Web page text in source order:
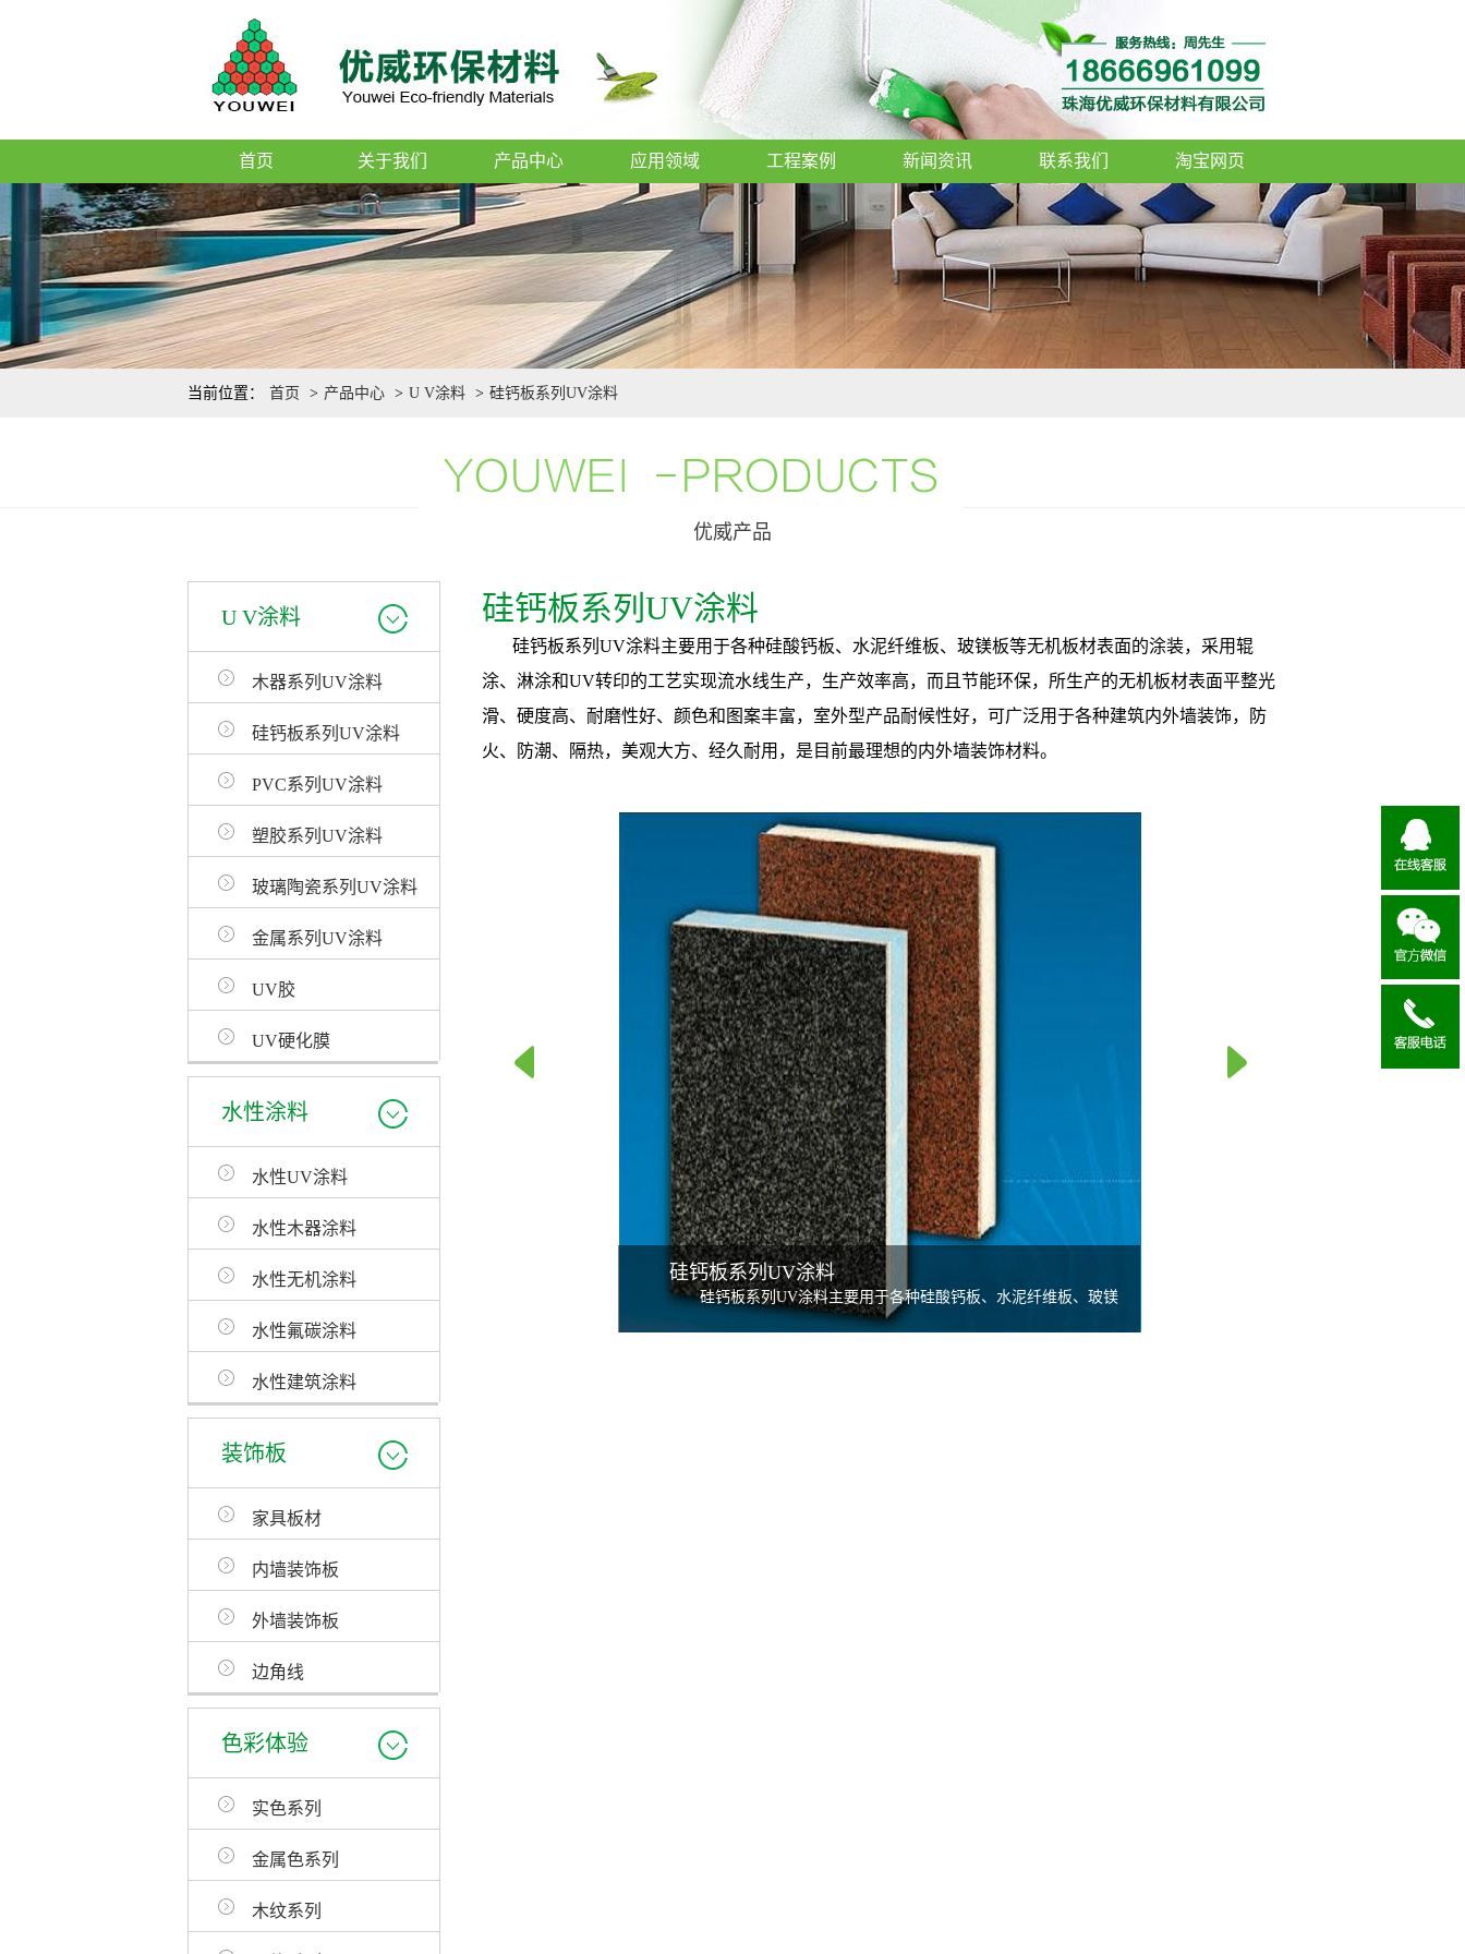
首页 关于我们 产品中心 应用领域 工程案例 新闻资讯 联系我们 淘宝网页
当前位置： 首页 > 产品中心 > U V涂料 > 硅钙板系列UV涂料
优威产品
U V涂料
木器系列UV涂料
硅钙板系列UV涂料
PVC系列UV涂料
塑胶系列UV涂料
玻璃陶瓷系列UV涂料
金属系列UV涂料
UV胶
UV硬化膜
水性涂料
水性UV涂料
水性木器涂料
水性无机涂料
水性氟碳涂料
水性建筑涂料
装饰板
家具板材
内墙装饰板
外墙装饰板
边角线
色彩体验
实色系列
金属色系列
木纹系列
硅钙板系列UV涂料
硅钙板系列UV涂料主要用于各种硅酸钙板、水泥纤维板、玻镁板等无机板材表面的涂装，采用辊
涂、淋涂和UV转印的工艺实现流水线生产，生产效率高，而且节能环保，所生产的无机板材表面平整光
滑、硬度高、耐磨性好、颜色和图案丰富，室外型产品耐候性好，可广泛用于各种建筑内外墙装饰，防
火、防潮、隔热，美观大方、经久耐用，是目前最理想的内外墙装饰材料。
硅钙板系列UV涂料
硅钙板系列UV涂料主要用于各种硅酸钙板、水泥纤维板、玻镁
板等无机板材表面的涂装，采用辊涂、淋涂和UV转印的工艺实现流